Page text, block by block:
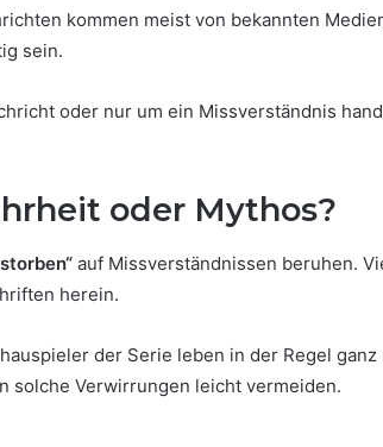
kommen meist von bekannten
sein.
oder nur um ein Missverständnis
oder Mythos?
auf Missverständnissen beruhen.
herein.
der Serie leben in der Regel ganz
solche Verwirrungen leicht vermeiden.